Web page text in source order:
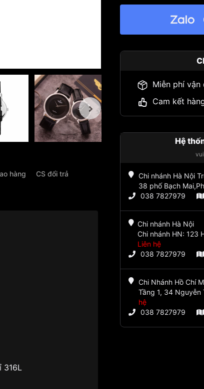
hàng CS đổi trả
316L
Miễn phí vận
Cam kết
Hệ
Chi nhánh Hà Nội
38 phố Bạch
038 7827979
Chi nhánh Hà Nội
Chi nhánh HN: 123
Liên hệ
038 7827979
Chi Nhánh Hồ Chí
Tầng 1, 34 Nguyễn
hệ
038 7827979